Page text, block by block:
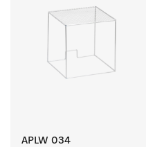
APLW 034